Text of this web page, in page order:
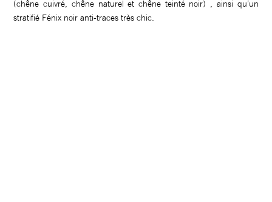
(chêne cuivré, chêne naturel et chêne teinté noir) , ainsi qu’un
stratifié Fénix noir anti-traces très chic.